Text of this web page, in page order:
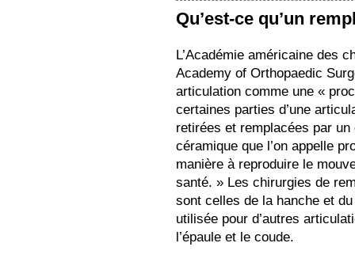
Qu’est-ce qu’un
L’Académie américaine des
Academy of Orthopaedic
articulation comme une «
certaines parties d’une
retirées et remplacées par
céramique que l’on appelle
manière à reproduire le
santé. » Les chirurgies de
sont celles de la hanche et
utilisée pour d’autres
l’épaule et le coude.